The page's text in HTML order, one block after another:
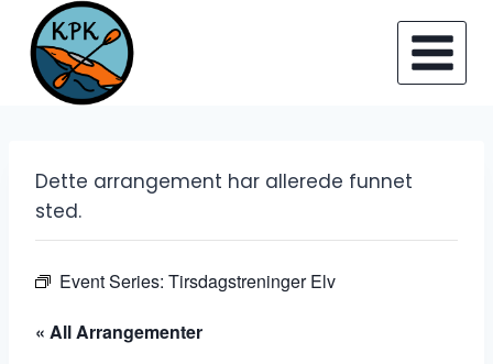
content
Dette arrangement har allerede funnet
sted.
Event Series: Tirsdagstreninger Elv
« All Arrangementer